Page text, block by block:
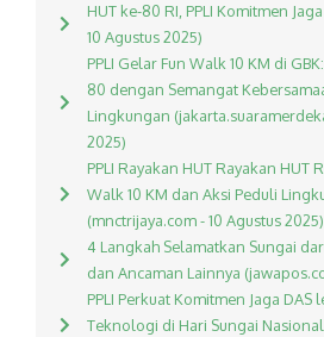
HUT ke-80 RI, PPLI Komitmen
10 Agustus 2025)
PPLI Gelar Fun Walk 10 KM di
80 dengan Semangat
Lingkungan
2025)
PPLI Rayakan HUT Rayakan HUT
Walk 10 KM dan Aksi Peduli
(mnctrijaya.com - 10 Agustus 2025)
4 Langkah Selamatkan Sungai
dan Ancaman Lainnya
PPLI Perkuat Komitmen Jaga DAS
Teknologi di Hari Sungai